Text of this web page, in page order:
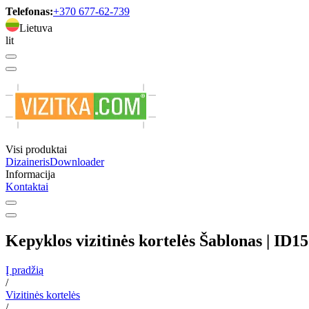
Telefonas:+370 677-62-739
Lietuva
lit
Visi produktai
DizainerisDownloader
Informacija
Kontaktai
Kepyklos vizitinės kortelės Šablonas |
Į pradžią
/
Vizitinės kortelės